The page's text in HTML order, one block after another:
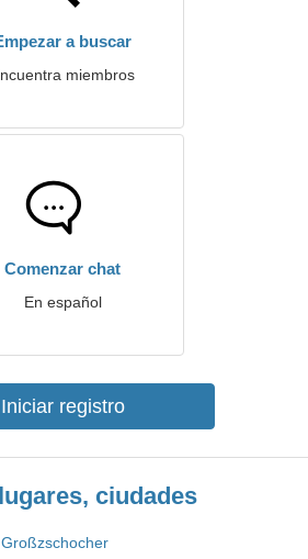
a buscar
miembros
Comenzar chat
En español
Iniciar registro
ciudades
Großzschocher